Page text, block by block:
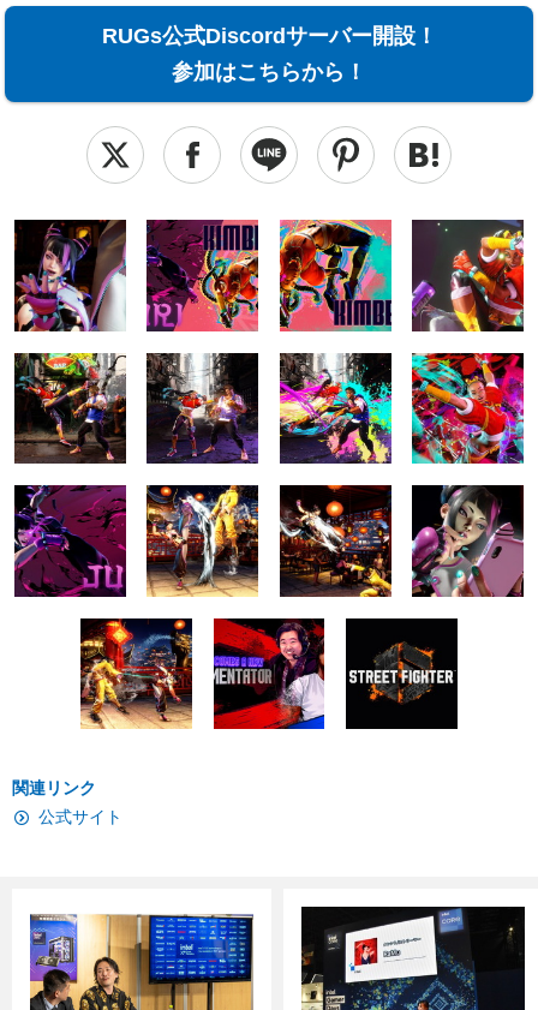
RUGs公式Discordサーバー開設！
参加はこちらから！
関連リンク
公式サイト